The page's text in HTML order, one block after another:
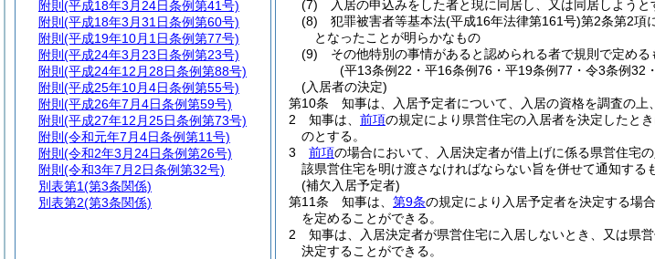
(7)
入居の申込みをした者と現に同居し、又は同居しようと
(8)
犯罪被害者等基本法(平成16年法律第161号)第2条第2項
となったことが明らかなもの
(9)
その他特別の事情があると認められる者で規則で定める
(平13条例22・平16条例76・平19条例77・令3条例32
(入居者の決定)
第10条
知事は、入居予定者について、入居の資格を調査の上
2
知事は、 前項の規定により県営住宅の入居者を決定したと
のとする。
3
前項の場合において、入居決定者が借上げに係る県営住宅
該県営住宅を明け渡さなければならない旨を併せて通知する
(補欠入居予定者)
第11条
知事は、 第9条の規定により入居予定者を決定する場
を定めることができる。
2
知事は、入居決定者が県営住宅に入居しないとき、又は県
決定することができる。
附則 (平成18年3月24日条例第41号)
附則 (平成18年3月31日条例第60号)
附則 (平成19年10月1日条例第77号)
附則 (平成24年3月23日条例第23号)
附則 (平成24年12月28日条例第88号)
附則 (平成25年10月4日条例第55号)
附則 (平成26年7月4日条例第59号)
附則 (平成27年12月25日条例第73号)
附則 (令和元年7月4日条例第11号)
附則 (令和2年3月24日条例第26号)
附則 (令和3年7月2日条例第32号)
別表第1(第3条関係)
別表第2(第3条関係)